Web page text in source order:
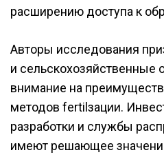
расширению доступа к
Авторы исследования
и сельскохозяйственные
внимание на
методов fertilзации.
разработки и службы
имеют решающее